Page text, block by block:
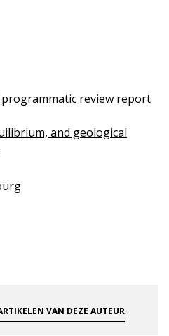
programmatic review report
and geological
VAN DEZE AUTEUR.